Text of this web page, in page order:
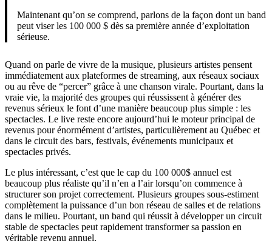
Maintenant qu’on se comprend, parlons de la façon dont un band
peut viser les 100 000 $ dès sa première année d’exploitation
sérieuse.
Quand on parle de vivre de la musique, plusieurs artistes pensent
immédiatement aux plateformes de streaming, aux réseaux sociaux
ou au rêve de “percer” grâce à une chanson virale. Pourtant, dans la
vraie vie, la majorité des groupes qui réussissent à générer des
revenus sérieux le font d’une manière beaucoup plus simple : les
spectacles. Le live reste encore aujourd’hui le moteur principal de
revenus pour énormément d’artistes, particulièrement au Québec et
dans le circuit des bars, festivals, événements municipaux et
spectacles privés.
Le plus intéressant, c’est que le cap du 100 000$ annuel est
beaucoup plus réaliste qu’il n’en a l’air lorsqu’on commence à
structurer son projet correctement. Plusieurs groupes sous-estiment
complètement la puissance d’un bon réseau de salles et de relations
dans le milieu. Pourtant, un band qui réussit à développer un circuit
stable de spectacles peut rapidement transformer sa passion en
véritable revenu annuel.